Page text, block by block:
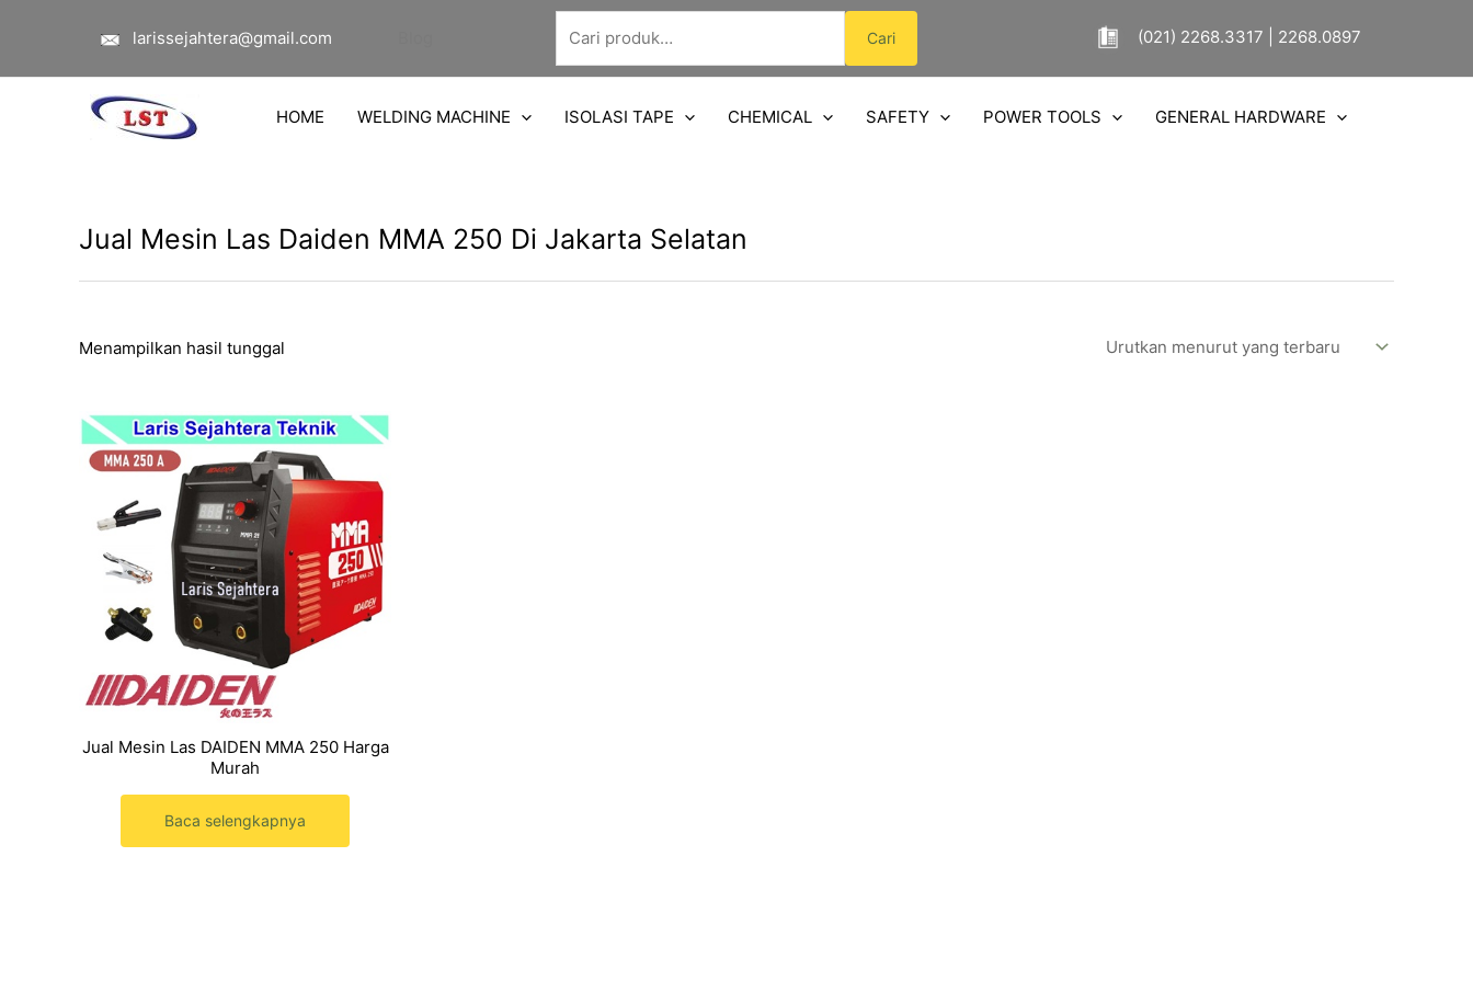
larissejahtera@gmail.com
Pencarian
untuk:
Cari (021) 2268.3317 | 2268.0897
HOME WELDING MACHINE ISOLASI TAPE CHEMICAL SAFETY POWER TOOLS GENERAL HARDWARE
Jual Mesin Las Daiden MMA 250 Di Jakarta Selatan
Menampilkan hasil tunggal
Jual Mesin Las DAIDEN MMA 250 Harga
Murah
Baca selengkapnya